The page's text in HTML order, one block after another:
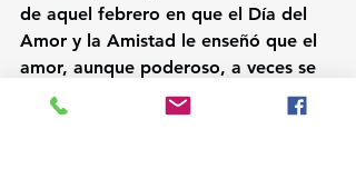
de aquel febrero en que el Día del
Amor y la Amistad le enseñó que el
amor, aunque poderoso, a veces se
encuentra atrapado en los
intrincados lazos del destino.